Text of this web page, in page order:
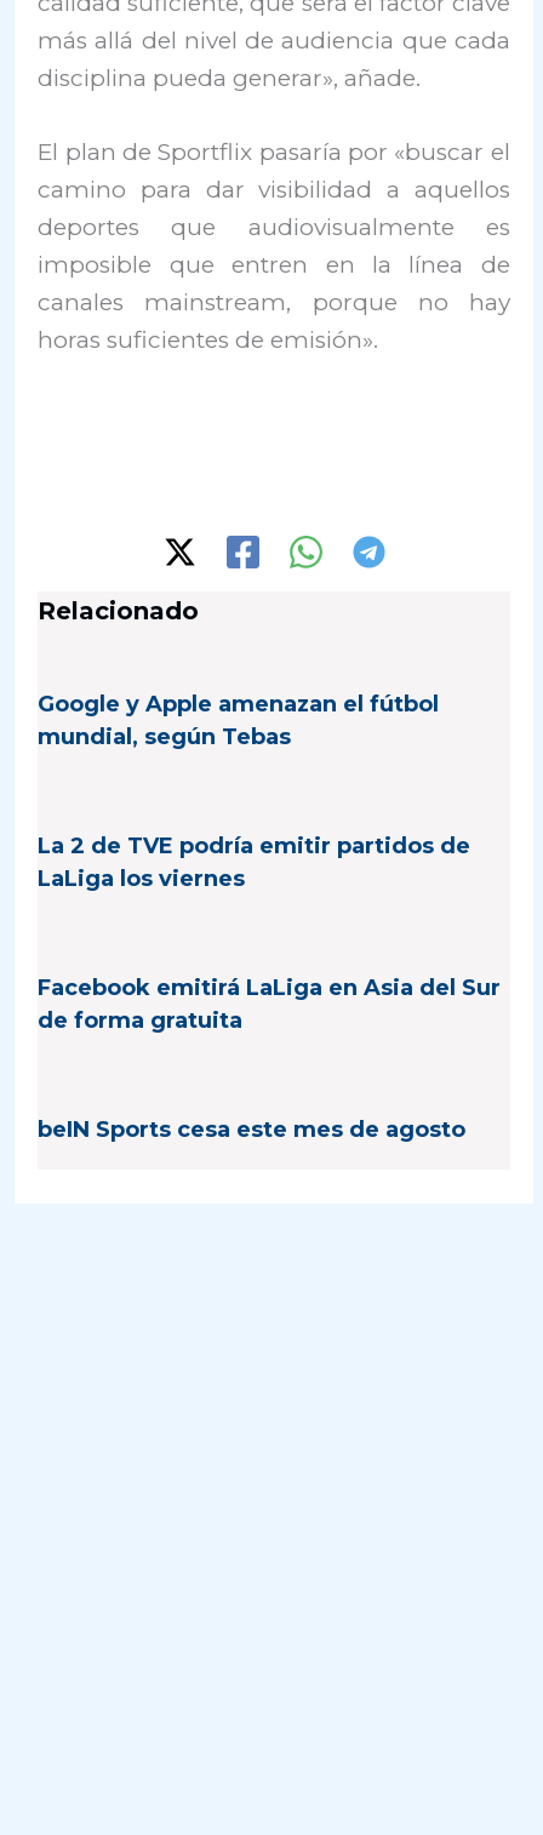
más allá del nivel de audiencia que cada
disciplina pueda generar», añade.
El plan de Sportflix pasaría por «buscar el
camino para dar visibilidad a aquellos
deportes que audiovisualmente es
imposible que entren en la línea de
canales mainstream, porque no hay
horas suficientes de emisión».
Relacionado
Google y Apple amenazan el fútbol
mundial, según Tebas
La 2 de TVE podría emitir partidos de
LaLiga los viernes
Facebook emitirá LaLiga en Asia del Sur
de forma gratuita
beIN Sports cesa este mes de agosto